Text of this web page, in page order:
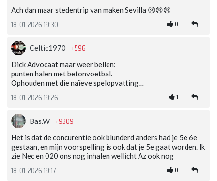
Ach dan maar stedentrip van maken Sevilla 😢😢😢
18-01-2026 19:30 0
Celtic1970 +596
Dick Advocaat maar weer bellen:
punten halen met betonvoetbal.
Ophouden met die naïeve spelopvatting…
18-01-2026 19:26 1
Bas.W +9309
Het is dat de concurentie ook blunderd anders had je 5e 6e
gestaan, en mijn voorspelling is ook dat je 5e gaat worden. Ik
zie Nec en 020 ons nog inhalen wellicht Az ook nog
18-01-2026 19:17 0